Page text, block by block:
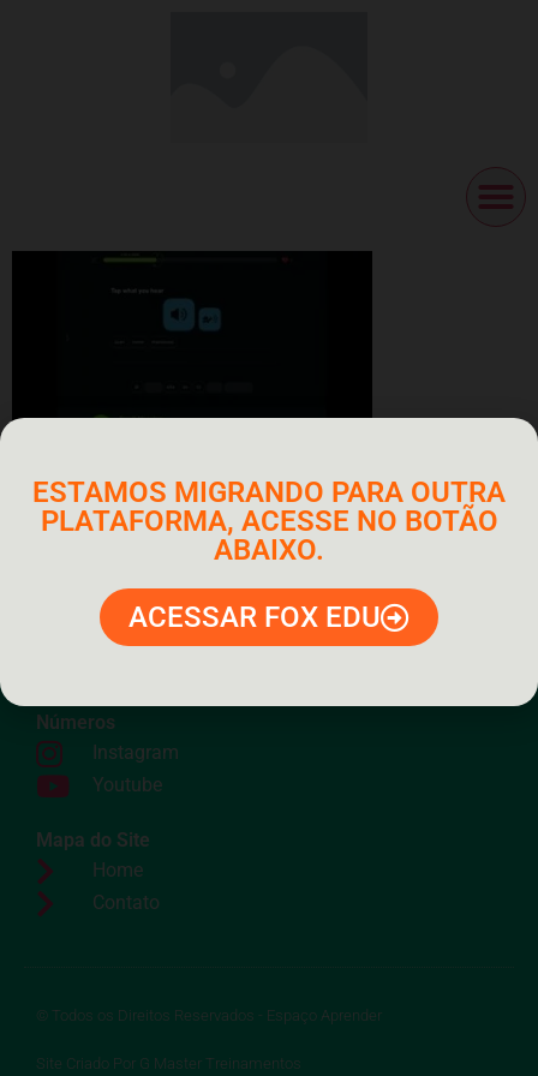
Números
Instagram
Youtube
Mapa do Site
Home
Contato
© Todos os Direitos Reservados - Espaço Aprender
Site Criado Por G Master Treinamentos
ESTAMOS MIGRANDO PARA OUTRA
PLATAFORMA, ACESSE NO BOTÃO
ABAIXO.
ACESSAR FOX EDU